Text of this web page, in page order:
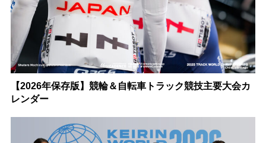
【2026年保存版】競輪＆自転車トラック競技主要大会カ
レンダー